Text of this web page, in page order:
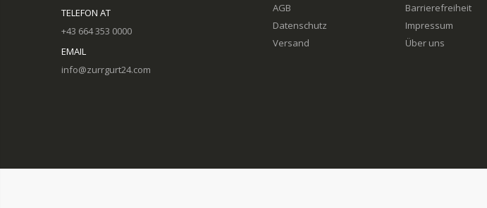
TELEFON AT
+43 664 353 0000
EMAIL
info@zurrgurt24.com
AGB
Datenschutz
Versand
Barrierefreiheit
Impressum
Über uns